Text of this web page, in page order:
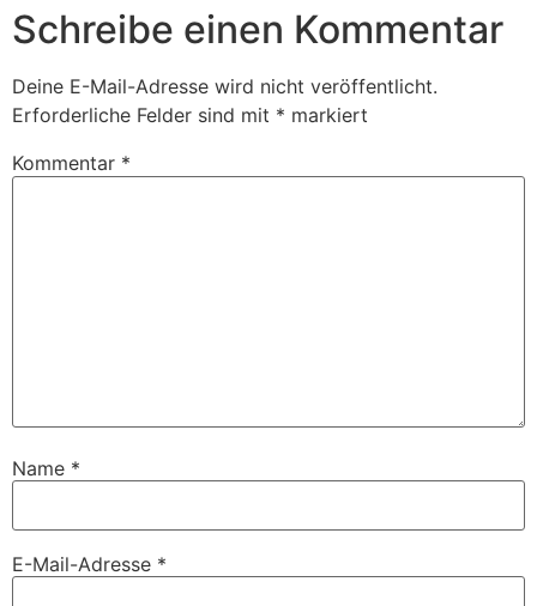
Schreibe einen Kommentar
Deine E-Mail-Adresse wird nicht veröffentlicht.
Erforderliche Felder sind mit * markiert
Kommentar *
Name *
E-Mail-Adresse *